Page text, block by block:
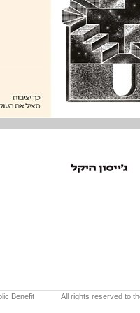
Benefit
All rights reserved to